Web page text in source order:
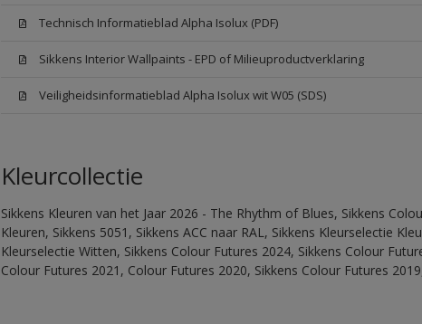
Technisch Informatieblad Alpha Isolux (PDF)
Sikkens Interior Wallpaints - EPD of Milieuproductverklaring
Veiligheidsinformatieblad Alpha Isolux wit W05 (SDS)
Kleurcollectie
Sikkens Kleuren van het Jaar 2026 - The Rhythm of Blues, Sikkens
Kleuren, Sikkens 5051, Sikkens ACC naar RAL, Sikkens Kleurselectie
Kleurselectie Witten, Sikkens Colour Futures 2024, Sikkens Colour
Colour Futures 2021, Colour Futures 2020, Sikkens Colour Futures